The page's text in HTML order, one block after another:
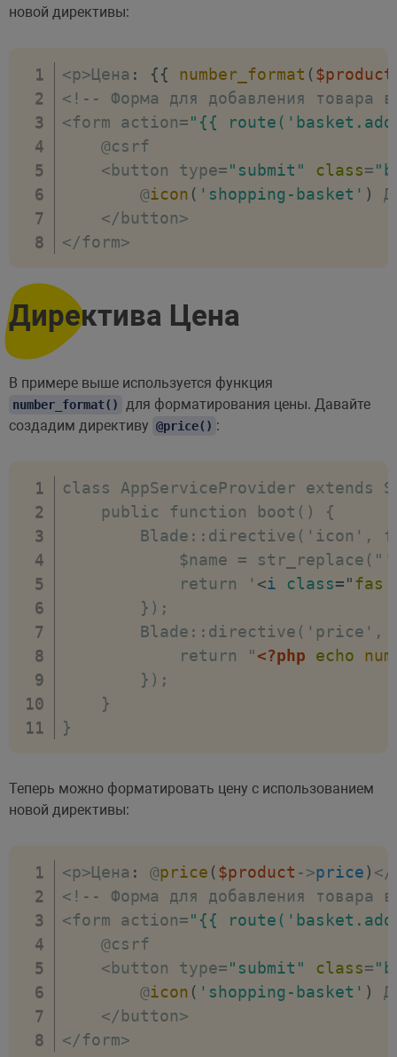
новой директивы:
<p>Цена : {{ number_format ($product
< ! --
Форма для добавления товара
<form action="{{
    @csrf
<button type="submit" class=
        @
icon ( 'shopping-basket' )
</button>
</form>
Директива Цена
В примере выше используется функция
number_format()
для форматирования цены. Давайте
создадим директиву @price() :
class AppServiceProvider extends
    public function boot() {
Blade::directive('icon',
$name =
            return '
<i class="fas
        });
Blade::directive('price',
            return "
<?php echo
        });
    }
}
Теперь можно форматировать цену с использованием
новой директивы:
<p>Цена : @price ($product ->price) </
< ! --
Форма для добавления товара
<form action="{{
    @csrf
<button type="submit" class=
        @
icon ( 'shopping-basket' )
</button>
</form>